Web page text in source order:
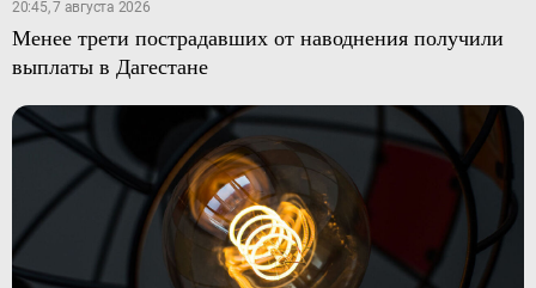
20:45, 7 августа 2026
Менее трети пострадавших от наводнения получили
выплаты в Дагестане